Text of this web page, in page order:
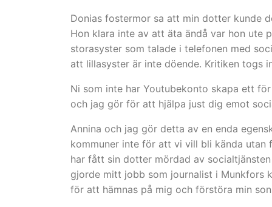
Donias fostermor sa att min dotter kunde
Hon klara inte av att äta ändå var hon ute
storasyster som talade i telefonen med
att lillasyster är inte döende. Kritiken togs
Ni som inte har Youtubekonto skapa ett
och jag gör för att hjälpa just dig emot
Annina och jag gör detta av en enda
kommuner inte för att vi vill bli kända utan
har fått sin dotter mördad av
gjorde mitt jobb som journalist i Munkfors
för att hämnas på mig och förstöra min